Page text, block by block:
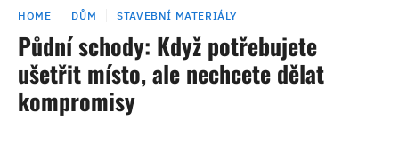
HOME DŮM STAVEBNÍ MATERIÁLY
Půdní schody: Když potřebujete
ušetřit místo, ale nechcete dělat
kompromisy